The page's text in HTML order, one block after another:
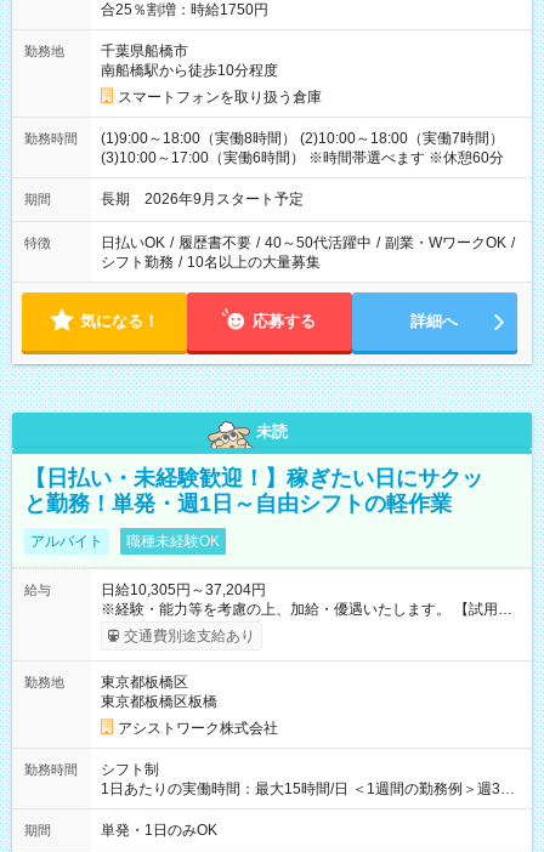
合25％割増：時給1750円
勤務地
千葉県船橋市
南船橋駅から徒歩10分程度
スマートフォンを取り扱う倉庫
勤務時間
(1)9:00～18:00（実働8時間） (2)10:00～18:00（実働7時間）
(3)10:00～17:00（実働6時間） ※時間帯選べます ※休憩60分
期間 長期 2026年9月スタート予定
特徴 日払いOK / 履歴書不要 / 40～50代活躍中 / 副業・WワークOK /
シフト勤務 / 10名以上の大量募集
気になる！ 応募する 詳細へ
未読
【日払い・未経験歓迎！】稼ぎたい日にサクッ
と勤務！単発・週1日～自由シフトの軽作業
アルバイト 職種未経験OK
給与
日給10,305円～37,204円
※経験・能力等を考慮の上、加給・優遇いたします。 【試用期
間】試用期間なし
交通費別途支給あり
勤務地
東京都板橋区
東京都板橋区板橋
アシストワーク株式会社
勤務時間
シフト制
1日あたりの実働時間：最大15時間/日 ＜1週間の勤務例＞週3回
勤務 勤務：月・水・金 休み：火・木・土・日 好きな時にお仕事
可能です！ ※1日あたりの最大実働時間は日勤、夜勤共に勤務し
期間 単発・1日のみOK